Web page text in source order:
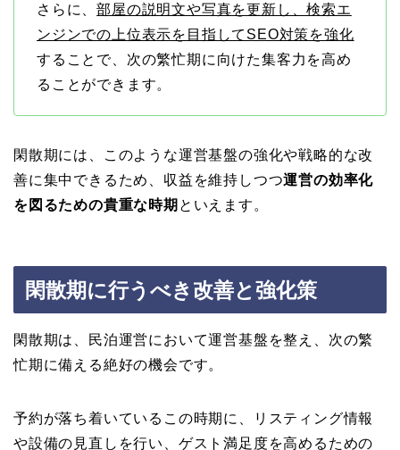
さらに、部屋の説明文や写真を更新し、検索エ
ンジンでの上位表示を目指してSEO対策を強化
することで、次の繁忙期に向けた集客力を高め
ることができます。
閑散期には、このような運営基盤の強化や戦略的な改
善に集中できるため、収益を維持しつつ運営の効率化
を図るための貴重な時期 といえます。
閑散期に行うべき改善と強化策
閑散期は、民泊運営において運営基盤を整え、次の繁
忙期に備える絶好の機会です。
予約が落ち着いているこの時期に、リスティング情報
や設備の見直しを行い、ゲスト満足度を高めるための